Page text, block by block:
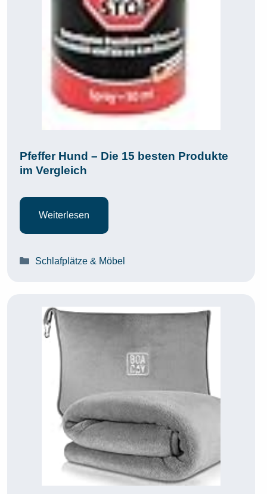
Pfeffer Hund – Die 15 besten Produkte
im Vergleich
Weiterlesen
Kategorien
Schlafplätze & Möbel